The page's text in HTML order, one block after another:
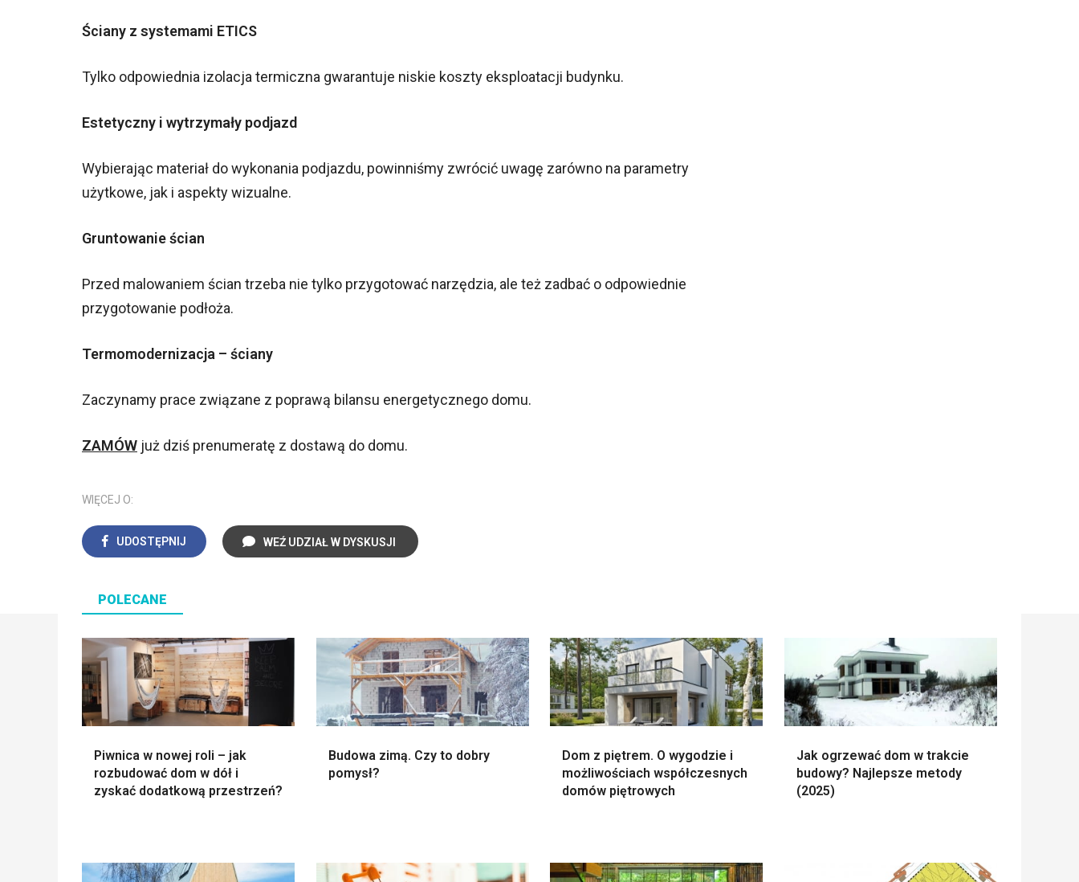
Ściany z systemami ETICS
Tylko odpowiednia izolacja termiczna gwarantuje niskie koszty eksploatacji budynku.
Estetyczny i wytrzymały podjazd
Wybierając materiał do wykonania podjazdu, powinniśmy zwrócić uwagę zarówno na parametry
użytkowe, jak i aspekty wizualne.
Gruntowanie ścian
Przed malowaniem ścian trzeba nie tylko przygotować narzędzia, ale też zadbać o odpowiednie
przygotowanie podłoża.
Termomodernizacja – ściany
Zaczynamy prace związane z poprawą bilansu energetycznego domu.
ZAMÓW już dziś prenumeratę z dostawą do domu.
WIĘCEJ O:
UDOSTĘPNIJ WEŹ UDZIAŁ W DYSKUSJI
POLECANE
Piwnica w nowej roli – jak
rozbudować dom w dół i
zyskać dodatkową przestrzeń?
Budowa zimą. Czy to dobry
pomysł?
Dom z piętrem. O wygodzie i
możliwościach współczesnych
domów piętrowych
Jak ogrzewać dom w trakcie
budowy? Najlepsze metody
(2025)